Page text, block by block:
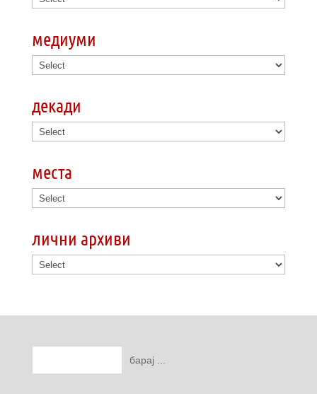
медиуми
декади
места
лични архиви